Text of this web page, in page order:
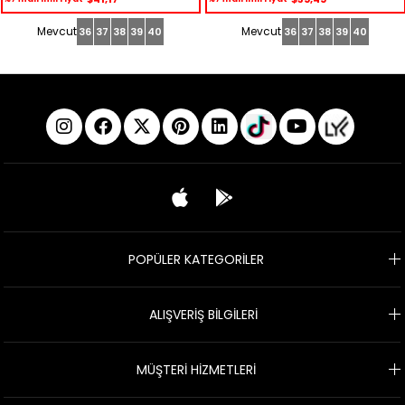
36 37 38 39 40 36 37 38 39 40
POPÜLER KATEGORİLER
ALIŞVERİŞ BİLGİLERİ
MÜŞTERİ HİZMETLERİ